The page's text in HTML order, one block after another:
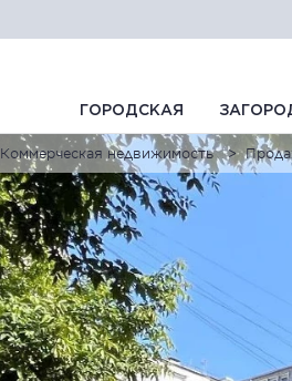
ГОРОДСКАЯ
Коммерческая недвижимость